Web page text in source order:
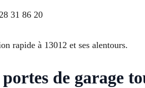
31 86 20
rapide à 13012 et ses alentours.
de garage